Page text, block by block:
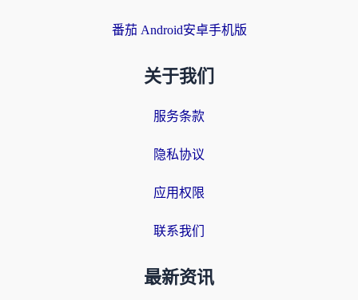
番茄 Android安卓手机版
关于我们
服务条款
隐私协议
应用权限
联系我们
最新资讯